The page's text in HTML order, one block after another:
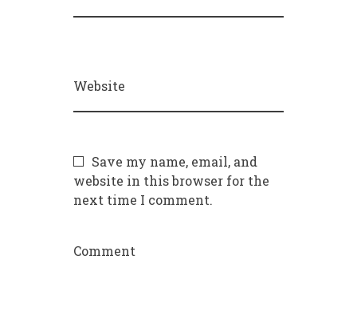
Website
Save my name, email, and
website in this browser for the
next time I comment.
Comment